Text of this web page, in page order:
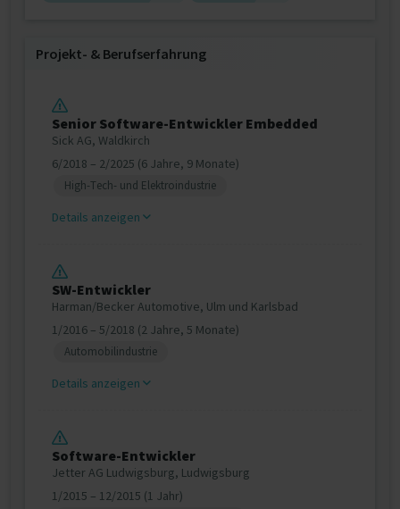
Projekt‐ & Berufserfahrung
Senior Software-Entwickler Embedded
Sick AG, Waldkirch
6/2018 – 2/2025 (6 Jahre, 9 Monate)
High-Tech- und Elektroindustrie
Details anzeigen
SW-Entwickler
Harman/Becker Automotive, Ulm und Karlsbad
1/2016 – 5/2018 (2 Jahre, 5 Monate)
Automobilindustrie
Details anzeigen
Software-Entwickler
Jetter AG Ludwigsburg, Ludwigsburg
1/2015 – 12/2015 (1 Jahr)